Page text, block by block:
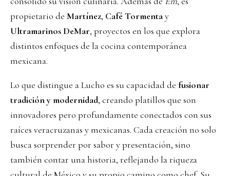
propietario de Martínez, Café Tormentay
Ultramarinos DeMar, proyectos en los que explora
distintos enfoques de la cocina contemporánea
mexicana.
Lo que distingue a Lucho es su capacidad de fusionar
tradición y modernidad, creando platillos que son
innovadores pero profundamente conectados con sus
raíces veracruzanas y mexicanas. Cada creación no solo
busca sorprender por sabor y presentación, sino
también contar una historia, reflejando la riqueza